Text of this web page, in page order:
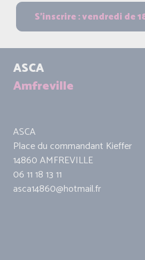
ASCA
Amfreville
ASCA
Place du commandant Kieffer
14860 AMFREVILLE
06 11 18 13 11
asca14860@hotmail.fr